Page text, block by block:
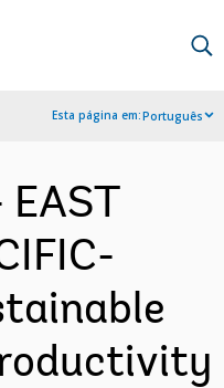
Esta página em:Português